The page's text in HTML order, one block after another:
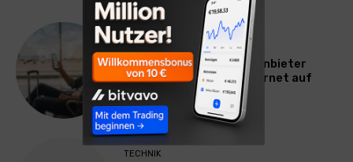
REISEN
mysim24: Neuer eSIM-Anbieter
erleichtert mobiles Internet auf
Reisen
TECHNIK